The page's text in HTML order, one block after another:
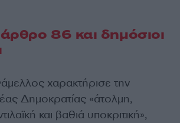
86 και δημόσιοι
χαρακτήρισε την
Δημοκρατίας «άτολμη,
και βαθιά υποκριτική»,